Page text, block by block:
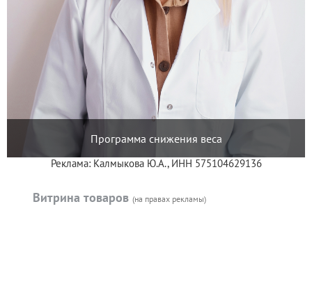
Программа снижения веса
Реклама: Калмыкова Ю.А., ИНН 575104629136
Витрина товаров (на правах рекламы)